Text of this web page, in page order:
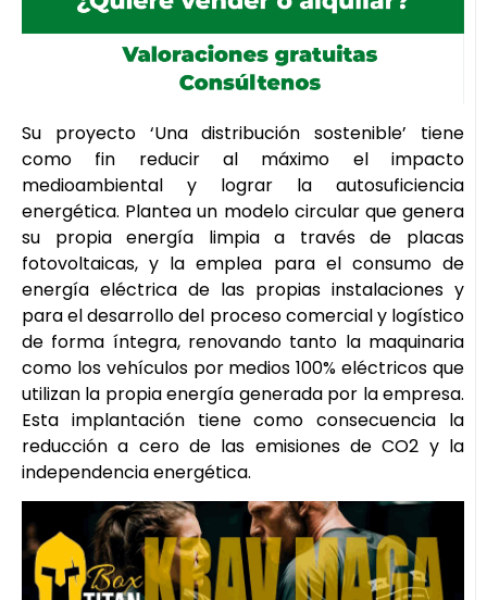
Su proyecto ‘Una distribución sostenible’ tiene
como fin reducir al máximo el impacto
medioambiental y lograr la autosuficiencia
energética. Plantea un modelo circular que genera
su propia energía limpia a través de placas
fotovoltaicas, y la emplea para el consumo de
energía eléctrica de las propias instalaciones y
para el desarrollo del proceso comercial y logístico
de forma íntegra, renovando tanto la maquinaria
como los vehículos por medios 100% eléctricos que
utilizan la propia energía generada por la empresa.
Esta implantación tiene como consecuencia la
reducción a cero de las emisiones de CO2 y la
independencia energética.